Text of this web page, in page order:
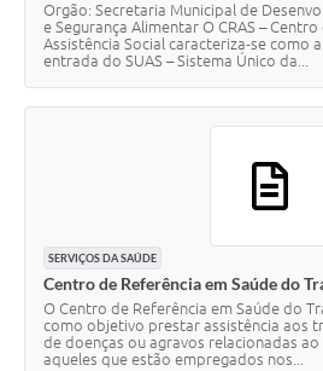
Orgão: Secretaria Municipal de
e Segurança Alimentar O CRAS –
Assistência Social caracteriza-se como
entrada do SUAS – Sistema Único da...
SERVIÇOS DA SAÚDE
Centro de Referência em Saúde do
O Centro de Referência em Saúde do
como objetivo prestar assistência aos
de doenças ou agravos relacionadas
aqueles que estão empregados nos...